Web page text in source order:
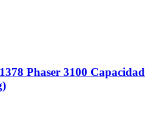
Phaser 3100 Capacidad